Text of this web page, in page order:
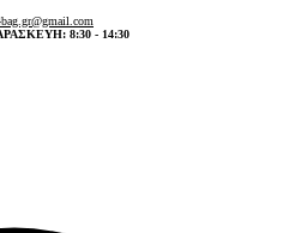
8:30 - 14:30